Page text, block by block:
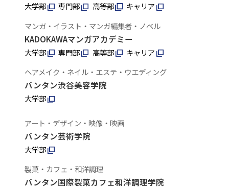
大学部 専門部 高等部
キャリア
マンガ・イラスト・マンガ編集者・ノベル
KADOKAWAマンガアカデミー
大学部 専門部 高等部
キャリア
ヘアメイク・ネイル・エステ・ウエディング
バンタン渋谷美容学院
大学部
アート・デザイン・映像・映画
バンタン芸術学院
大学部
製菓・カフェ・和洋調理
バンタン国際製菓カフェ和洋調理学院